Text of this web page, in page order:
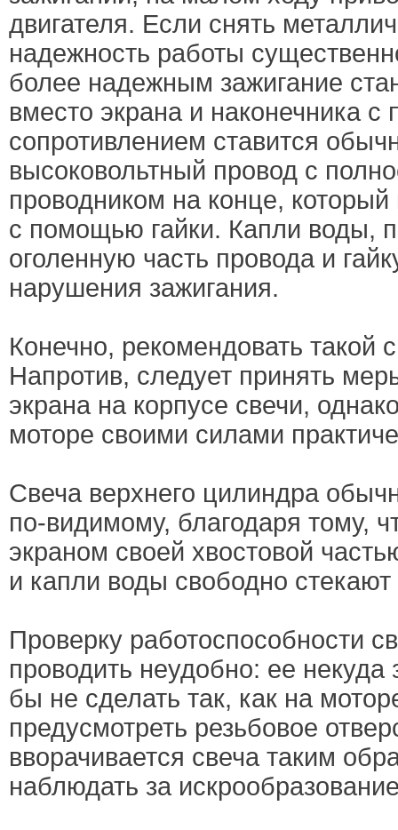
двигателя. Если снять
надежность работы
более надежным зажигание
вместо экрана и наконечника с
сопротивлением ставится
высоковольтный провод с
проводником на конце, который
с помощью гайки. Капли воды,
оголенную часть провода и
нарушения зажигания.
Конечно, рекомендовать такой
Напротив, следует принять
экрана на корпусе свечи,
моторе своими силами
Свеча верхнего цилиндра
по-видимому, благодаря тому,
экраном своей хвостовой
и капли воды свободно стекают
Проверку работоспособности
проводить неудобно: ее некуда
бы не сделать так, как на
предусмотреть резьбовое
вворачивается свеча таким
наблюдать за